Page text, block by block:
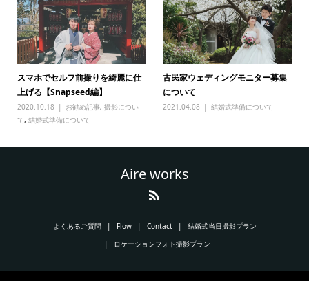
スマホでセルフ前撮りを綺麗に仕
上げる【Snapseed編】
2020.10.18 お勧め記事, 撮影につい
て, 結婚式準備について
古民家ウェディングモニター募集
について
2021.04.08 結婚式準備について
Aire works
よくあるご質問 Flow Contact
結婚式当日撮影プラン
ロケーションフォト撮影プラン